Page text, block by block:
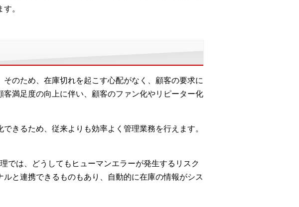
。
のため、在庫切れを起こす心配がなく、顧客の要求に
満足度の向上に伴い、顧客のファン化やリピーター化
きるため、従来よりも効率よく管理業務を行えます。
では、どうしてもヒューマンエラーが発生するリスク
と連携できるものもあり、自動的に在庫の情報がシス